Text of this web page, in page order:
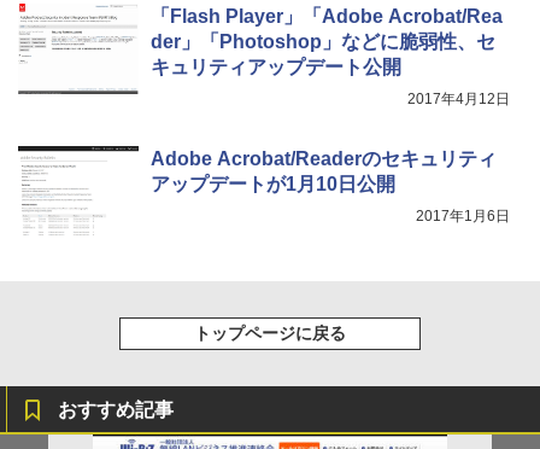
「Flash Player」「Adobe Acrobat/Rea
der」「Photoshop」などに脆弱性、セ
キュリティアップデート公開
2017年4月12日
Adobe Acrobat/Readerのセキュリティ
アップデートが1月10日公開
2017年1月6日
トップページに戻る
おすすめ記事